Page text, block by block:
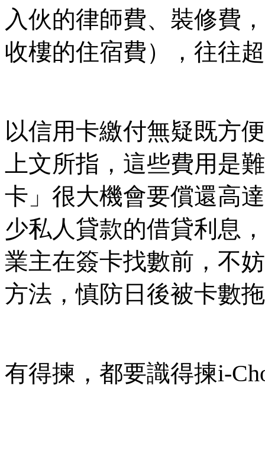
入伙的律師費、裝修費
收樓的住宿費），往往
以信用卡繳付無疑既方
上文所指，這些費用是
卡」很大機會要償還高
少私人貸款的借貸利息
業主在簽卡找數前，不
方法，慎防日後被卡數
有得揀，都要識得揀i-